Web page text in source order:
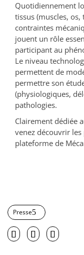
Quotidiennement
tissus (muscles,
contraintes
jouent un rôle
participant au
Le niveau
permettent de
permettre son
(physiologiques,
pathologies.
Clairement dédiée
venez découvrir les
plateforme de
Presse